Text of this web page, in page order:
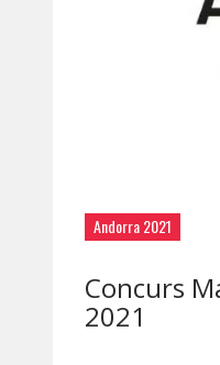
Andorra 2021
Concurs
2021